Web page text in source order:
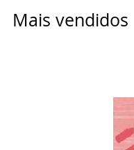
Mais vendidos